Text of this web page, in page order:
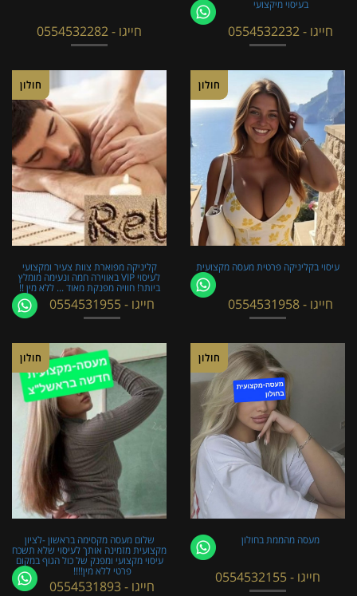
חייגו - 0554532282
בעיסוי מיקצועי
חייגו - 0554532232
חולון
קליניקה מפוארת צוות צעיר ומקצועי
לעיסוי VIP באווירה חמה ונעימה מומלץ
ביותר! חוויה מפנקת מאוד ... ללא מין !!
חייגו - 0554531955
חולון
עיסוי בקליניקה פרטית מעסה מקצועית
חייגו - 0554531958
חולון
שלום מעסה מקסימה בראשון -לציון
מקצועית מזמינה אותך לעיסוי שלא תשכח
עיסוי מקצועי ומפנק של כול הגוף במקום
פרטי ללא מין!!!!
חייגו - 0554531893
חולון
מעסה מהממת בחולון
חייגו - 0554532155